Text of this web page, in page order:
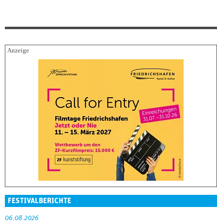
FESTIVALBERICHTE
06.08.2026